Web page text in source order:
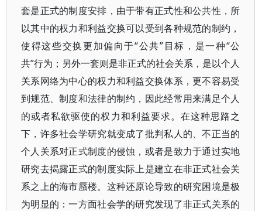
套是正式的制度安排，由于带有正式性和公共性，所
以其中的权力和利益交换可以受到各种规范的制约，
使得这些交换更加偏向于“公共”目标，是一种“公
共”行为；另外一套则是非正式的社会关系，是以个人
关系网络为中心的权力和利益交换体系，更不容易受
到规范、制度和法律的制约，因此经常用来满足个人
的或者私欲驱使的权力和利益要求。在这种思路之
下，许多社会学研究就变成了批判私人的、不正当的
个人关系对正式制度的侵蚀，或者是致力于通过实地
研究去揭露正式的制度实际上是建立在非正式社会关
系之上的海市蜃楼。这种还原论导致的研究困境是极
为明显的：一方面社会学的研究发现了非正式关系的